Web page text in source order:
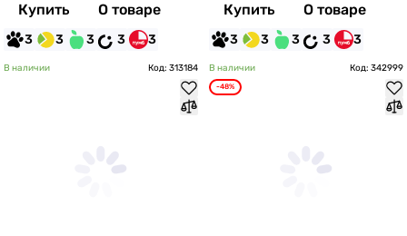
Купить О товаре
3 3 3 3 3
Купить О товаре
3 3 3 3 3
В наличии Код: 313184 В наличии Код: 342999
-48%